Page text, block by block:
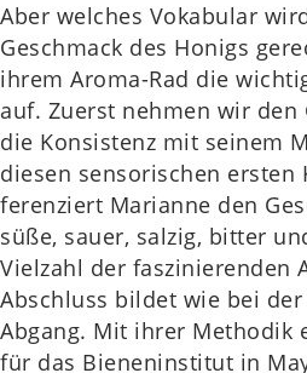
Aber wel­ches Voka­bu­lar
Geschmack des Honigs
ihrem Aroma-Rad die
auf. Zuerst nehmen wir den
die Kon­sis­tenz mit seinem
diesen sen­so­ri­schen
fe­ren­ziert Mari­an­ne den
süße, sauer, salzig, bitter
Viel­zahl der fas­zi­nie­ren­den
Abschluss bildet wie bei
Abgang. Mit ihrer Metho­dik
für das Bie­nen­in­sti­tut in